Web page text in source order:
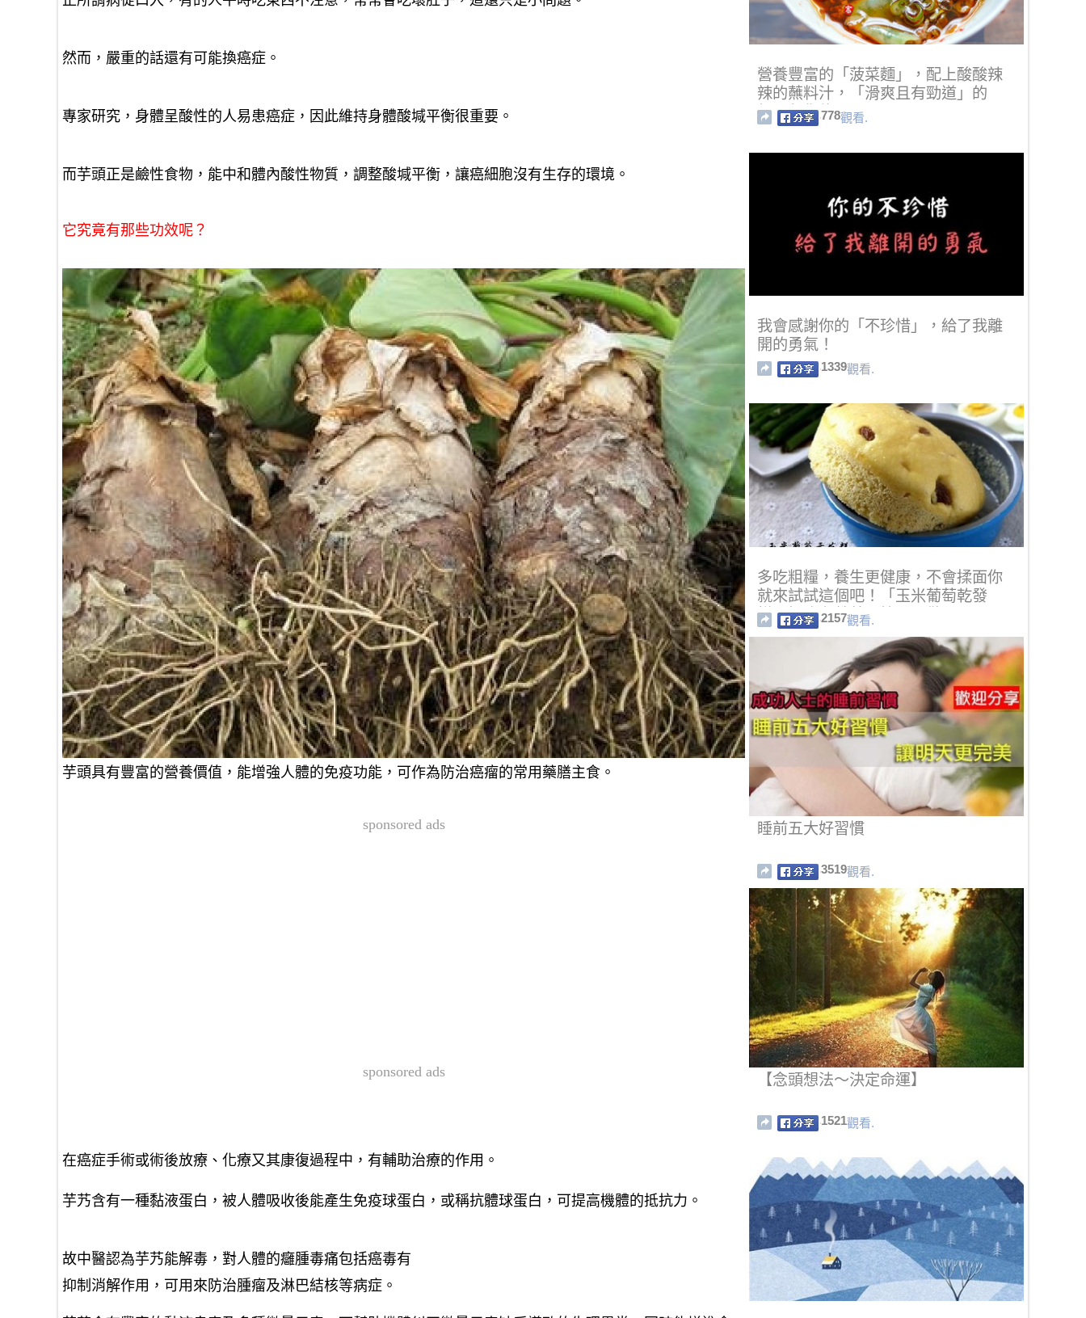
然而，嚴重的話還有可能換癌症。
專家研究，身體呈酸性的人易患癌症，因此維持身體酸堿平衡很重要。
而芋頭正是鹼性食物，能中和體內酸性物質，調整酸堿平衡，讓癌細胞沒有生存的環境。
它究竟有那些功效呢？
芋頭具有豐富的營養價值，能增強人體的免疫功能 ，可作為 防治癌瘤的常用藥膳主食。
sponsored ads
sponsored ads
在癌症手術或術後放療、化療又其康復過程中，有輔助治療的作用。
芋艿含有一種黏液蛋白，被人體吸收後能產生免疫球蛋白，或稱抗體球蛋白，可提高機體的抵抗力。
故中醫認為芋艿能解毒，對人體的癰腫毒痛包括癌毒有
抑制消解作用，可用來防治腫瘤及淋巴結核等病症。
營養豐富的「菠菜麵」，配上酸酸辣
辣的蘸料汁，「滑爽且有勁道」的
麵，包你停不了口！
778觀看.
我會感謝你的「不珍惜」，給了我離
開的勇氣！
1339觀看.
多吃粗糧，養生更健康，不會揉面你
就來試試這個吧！「玉米葡萄乾發
糕」好吃有營養，簡單易做！
2157觀看.
睡前五大好習慣
3519觀看.
【念頭想法～決定命運】
1521觀看.